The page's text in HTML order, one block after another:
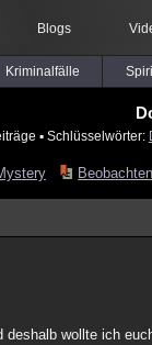
Blogs
Kriminalfälle
▪ Schlüsselwörter:
Beobachten
wollte ich